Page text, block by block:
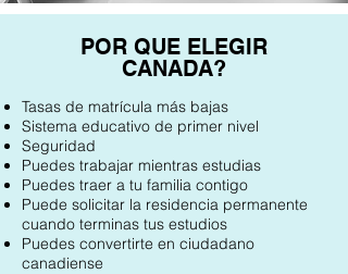
POR QUE ELEGIR
CANADA?
Tasas de matrícula más bajas
Sistema educativo de primer nivel
Seguridad
Puedes trabajar mientras estudias
Puedes traer a tu familia contigo
Puede solicitar la residencia permanente
cuando terminas tus estudios
Puedes convertirte en ciudadano
canadiense